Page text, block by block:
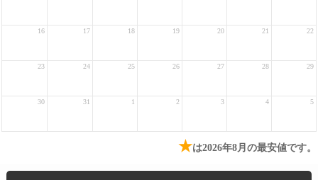
16 17 18 19 20 21 22
23 24 25 26 27 28 29
30 31 1 2 3 4 5
★は2026年8月の最安値です。